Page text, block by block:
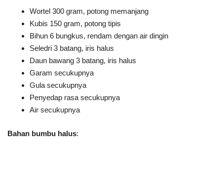
Wortel 300 gram, potong memanjang
Kubis 150 gram, potong tipis
Bihun 6 bungkus, rendam dengan air dingin
Seledri 3 batang, iris halus
Daun bawang 3 batang, iris halus
Garam secukupnya
Gula secukupnya
Penyedap rasa secukupnya
Air secukupnya
Bahan bumbu halus: